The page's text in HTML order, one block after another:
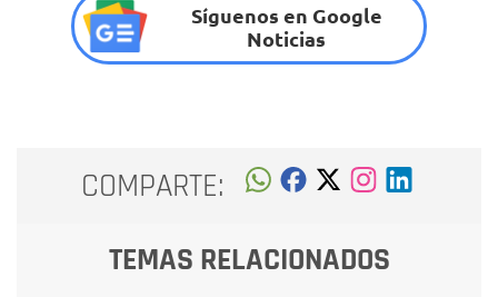
Síguenos en Google
Noticias
COMPARTE:
TEMAS RELACIONADOS